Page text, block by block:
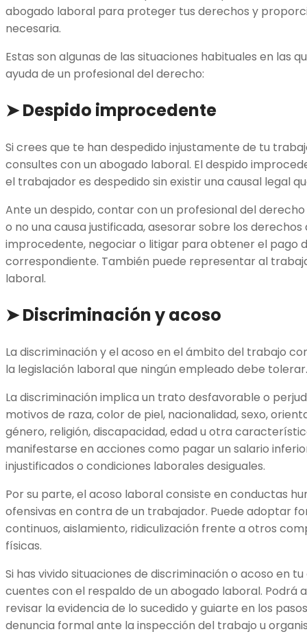
abogado laboral para proteger tus derechos y
necesaria.
Estas son algunas de las situaciones habituales en las
ayuda de un profesional del derecho:
➤ Despido improcedente
Si crees que te han despedido injustamente de tu
consultes con un abogado laboral. El despido
el trabajador es despedido sin existir una causal legal
Ante un despido, contar con un profesional del
o no una causa justificada, asesorar sobre los
improcedente, negociar o litigar para obtener el pago
correspondiente. También puede representar al
laboral.
➤ Discriminación y acoso
La discriminación y el acoso en el ámbito del trabajo
la legislación laboral que ningún empleado debe
La discriminación implica un trato desfavorable o
motivos de raza, color de piel, nacionalidad, sexo,
género, religión, discapacidad, edad u otra
manifestarse en acciones como pagar un salario
injustificados o condiciones laborales desiguales.
Por su parte, el acoso laboral consiste en conductas
ofensivas en contra de un trabajador. Puede adoptar
continuos, aislamiento, ridiculización frente a otros
físicas.
Si has vivido situaciones de discriminación o acoso en
cuentes con el respaldo de un abogado laboral. Podrá
revisar la evidencia de lo sucedido y guiarte en los
denuncia formal ante la inspección del trabajo u